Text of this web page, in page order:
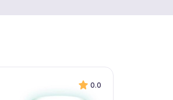
0.0